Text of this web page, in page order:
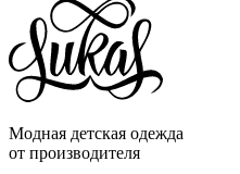
Модная детская одежда
от производителя